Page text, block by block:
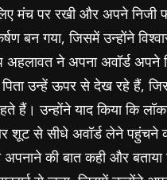
मंच पर रखी और अपने निजी
बन गया, जिसमें उन्होंने
ने अपना अवॉर्ड अपने
उन्हें ऊपर से देख रहे हैं,
हैं। उन्होंने याद किया कि
शूट से सीधे अवॉर्ड लेने पहुंचने
की बात कही और